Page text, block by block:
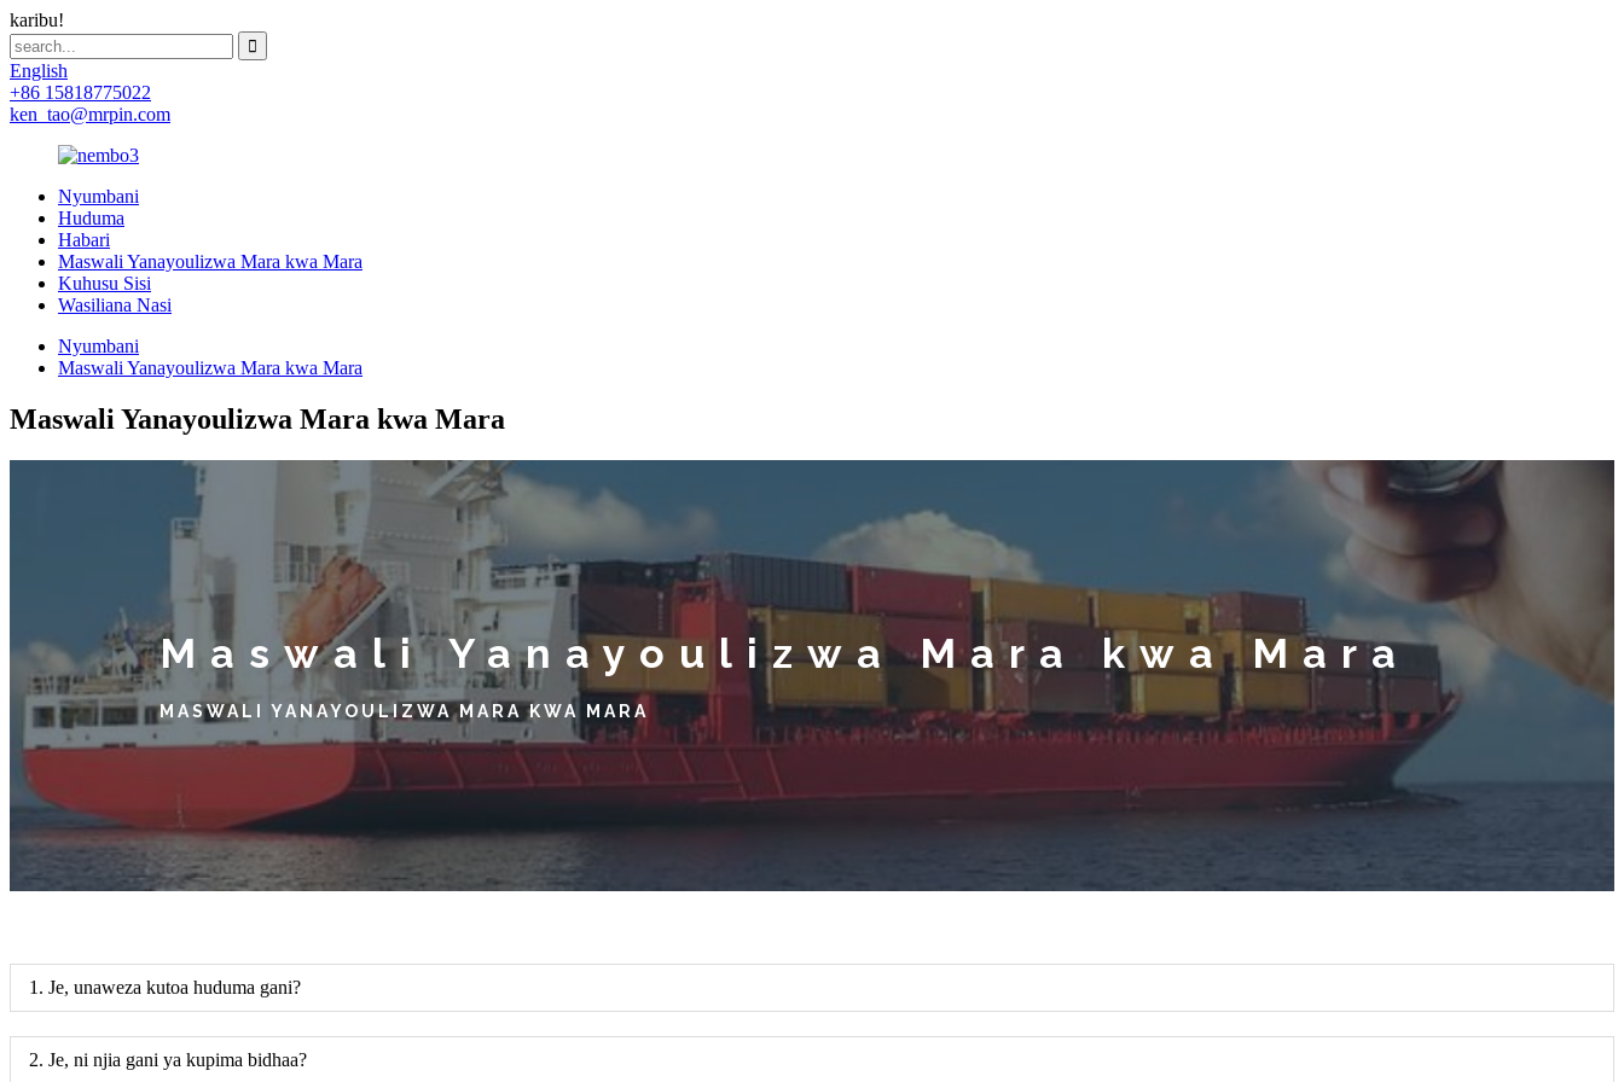
karibu!
English
+86 15818775022
ken_tao@mrpin.com
Nyumbani
Huduma
Habari
Maswali Yanayoulizwa Mara kwa Mara
Kuhusu Sisi
Wasiliana Nasi
Nyumbani
Maswali Yanayoulizwa Mara kwa Mara
Maswali Yanayoulizwa Mara kwa Mara
Maswali Yanayoulizwa Mara kwa Mara
MASWALI YANAYOULIZWA MARA KWA MARA
1. Je, unaweza kutoa huduma gani?
2. Je, ni njia gani ya kupima bidhaa?